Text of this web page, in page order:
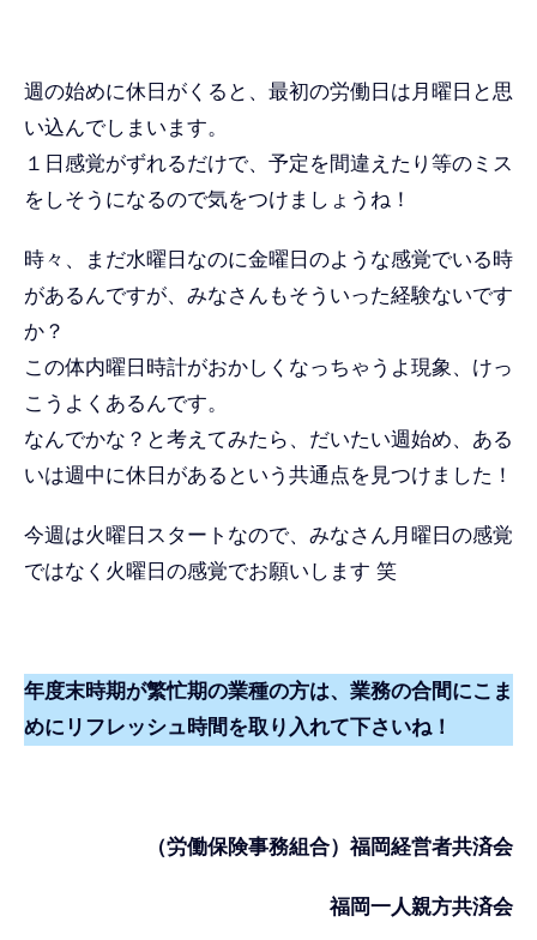
週の始めに休日がくると、最初の労働日は月曜日と思
い込んでしまいます。
１日感覚がずれるだけで、予定を間違えたり等のミス
をしそうになるので気をつけましょうね！
時々、まだ水曜日なのに金曜日のような感覚でいる時
があるんですが、みなさんもそういった経験ないです
か？
この体内曜日時計がおかしくなっちゃうよ現象、けっ
こうよくあるんです。
なんでかな？と考えてみたら、だいたい週始め、ある
いは週中に休日があるという共通点を見つけました！
今週は火曜日スタートなので、みなさん月曜日の感覚
ではなく火曜日の感覚でお願いします 笑
年度末時期が繁忙期の業種の方は、業務の合間にこま
めにリフレッシュ時間を取り入れて下さいね！
（労働保険事務組合）福岡経営者共済会
福岡一人親方共済会